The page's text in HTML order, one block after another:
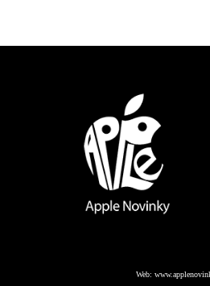
Web: